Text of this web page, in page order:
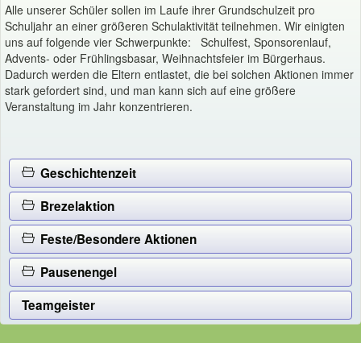
Alle unserer Schüler sollen im Laufe ihrer Grundschulzeit pro
Schuljahr an einer größeren Schulaktivität teilnehmen. Wir einigten
uns auf folgende vier Schwerpunkte: Schulfest, Sponsorenlauf,
Advents- oder Frühlingsbasar, Weihnachtsfeier im Bürgerhaus.
Dadurch werden die Eltern entlastet, die bei solchen Aktionen immer
stark gefordert sind, und man kann sich auf eine größere
Veranstaltung im Jahr konzentrieren.
Geschichtenzeit
Brezelaktion
Feste/Besondere Aktionen
Pausenengel
Teamgeister